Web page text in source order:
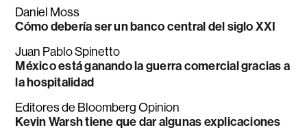
Daniel Moss
Cómo debería ser un banco central del siglo XXI
Juan Pablo Spinetto
México está ganando la guerra comercial gracias a
la hospitalidad
Editores de Bloomberg Opinion
Kevin Warsh tiene que dar algunas explicaciones